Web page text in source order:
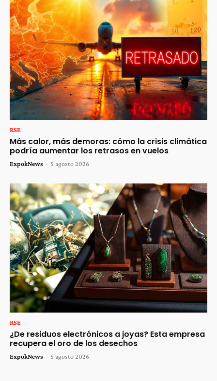
RSE
Más calor, más demoras: cómo la crisis climática
podría aumentar los retrasos en vuelos
ExpokNews - 5 agosto 2026
RSE
¿De residuos electrónicos a joyas? Esta empresa
recupera el oro de los desechos
ExpokNews - 5 agosto 2026